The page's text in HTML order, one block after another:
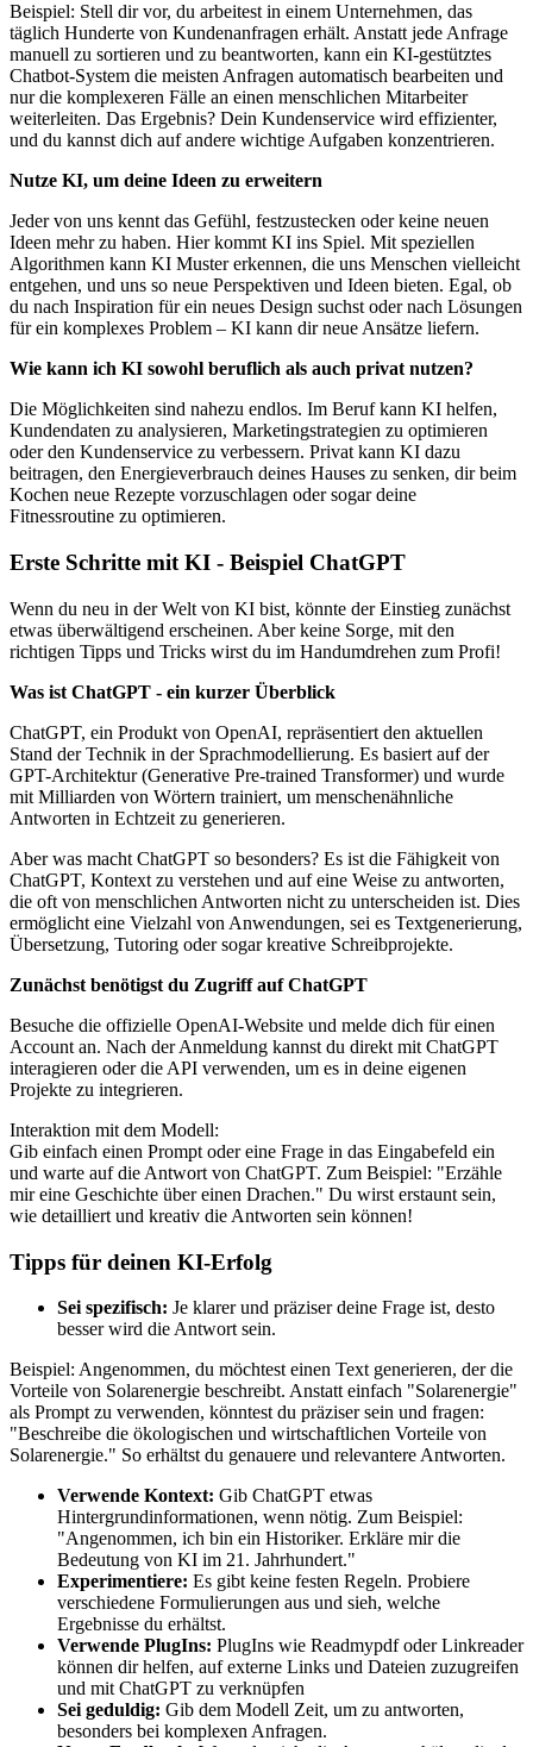
Beispiel: Stell dir vor, du arbeitest in einem Unternehmen, das
täglich Hunderte von Kundenanfragen erhält. Anstatt jede Anfrage
manuell zu sortieren und zu beantworten, kann ein KI-gestütztes
Chatbot-System die meisten Anfragen automatisch bearbeiten und
nur die komplexeren Fälle an einen menschlichen Mitarbeiter
weiterleiten. Das Ergebnis? Dein Kundenservice wird effizienter,
und du kannst dich auf andere wichtige Aufgaben konzentrieren.
Nutze KI, um deine Ideen zu erweitern
Jeder von uns kennt das Gefühl, festzustecken oder keine neuen
Ideen mehr zu haben. Hier kommt KI ins Spiel. Mit speziellen
Algorithmen kann KI Muster erkennen, die uns Menschen vielleicht
entgehen, und uns so neue Perspektiven und Ideen bieten. Egal, ob
du nach Inspiration für ein neues Design suchst oder nach Lösungen
für ein komplexes Problem – KI kann dir neue Ansätze liefern.
Wie kann ich KI sowohl beruflich als auch privat nutzen?
Die Möglichkeiten sind nahezu endlos. Im Beruf kann KI helfen,
Kundendaten zu analysieren, Marketingstrategien zu optimieren
oder den Kundenservice zu verbessern. Privat kann KI dazu
beitragen, den Energieverbrauch deines Hauses zu senken, dir beim
Kochen neue Rezepte vorzuschlagen oder sogar deine
Fitnessroutine zu optimieren.
Erste Schritte mit KI - Beispiel ChatGPT
Wenn du neu in der Welt von KI bist, könnte der Einstieg zunächst
etwas überwältigend erscheinen. Aber keine Sorge, mit den
richtigen Tipps und Tricks wirst du im Handumdrehen zum Profi!
Was ist ChatGPT - ein kurzer Überblick
ChatGPT, ein Produkt von OpenAI, repräsentiert den aktuellen
Stand der Technik in der Sprachmodellierung. Es basiert auf der
GPT-Architektur (Generative Pre-trained Transformer) und wurde
mit Milliarden von Wörtern trainiert, um menschenähnliche
Antworten in Echtzeit zu generieren.
Aber was macht ChatGPT so besonders? Es ist die Fähigkeit von
ChatGPT, Kontext zu verstehen und auf eine Weise zu antworten,
die oft von menschlichen Antworten nicht zu unterscheiden ist. Dies
ermöglicht eine Vielzahl von Anwendungen, sei es Textgenerierung,
Übersetzung, Tutoring oder sogar kreative Schreibprojekte.
Zunächst benötigst du Zugriff auf ChatGPT
Besuche die offizielle OpenAI-Website und melde dich für einen
Account an. Nach der Anmeldung kannst du direkt mit ChatGPT
interagieren oder die API verwenden, um es in deine eigenen
Projekte zu integrieren.
Interaktion mit dem Modell:
Gib einfach einen Prompt oder eine Frage in das Eingabefeld ein
und warte auf die Antwort von ChatGPT. Zum Beispiel: "Erzähle
mir eine Geschichte über einen Drachen." Du wirst erstaunt sein,
wie detailliert und kreativ die Antworten sein können!
Tipps für deinen KI-Erfolg
Sei spezifisch: Je klarer und präziser deine Frage ist, desto
besser wird die Antwort sein.
Beispiel: Angenommen, du möchtest einen Text generieren, der die
Vorteile von Solarenergie beschreibt. Anstatt einfach "Solarenergie"
als Prompt zu verwenden, könntest du präziser sein und fragen:
"Beschreibe die ökologischen und wirtschaftlichen Vorteile von
Solarenergie." So erhältst du genauere und relevantere Antworten.
Verwende Kontext: Gib ChatGPT etwas
Hintergrundinformationen, wenn nötig. Zum Beispiel:
"Angenommen, ich bin ein Historiker. Erkläre mir die
Bedeutung von KI im 21. Jahrhundert."
Experimentiere: Es gibt keine festen Regeln. Probiere
verschiedene Formulierungen aus und sieh, welche
Ergebnisse du erhältst.
Verwende PlugIns: PlugIns wie Readmypdf oder Linkreader
können dir helfen, auf externe Links und Dateien zuzugreifen
und mit ChatGPT zu verknüpfen
Sei geduldig: Gib dem Modell Zeit, um zu antworten,
besonders bei komplexen Anfragen.